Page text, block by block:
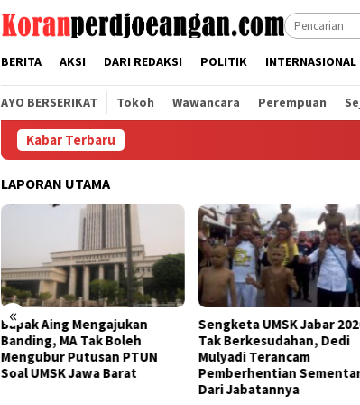
BERITA AKSI DARI REDAKSI POLITIK INTERNASIONAL
AYO BERSERIKAT Tokoh Wawancara Perempuan
Kabar Terbaru
LAPORAN UTAMA
«
Sengketa UMSK Jabar 2026
Tak Berkesudahan, Dedi
Mulyadi Terancam
Pemberhentian Sementara
Banding Putusan PTUN
UMSK Jabar Tuai Sorotan
KSPI: Yang Bayar UMSK Itu
Pengusaha, Tapi
Gubernur Ngotot